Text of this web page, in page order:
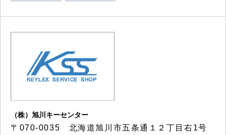
（株）旭川キーセンター
〒070-0035 北海道旭川市五条通１２丁目右1号